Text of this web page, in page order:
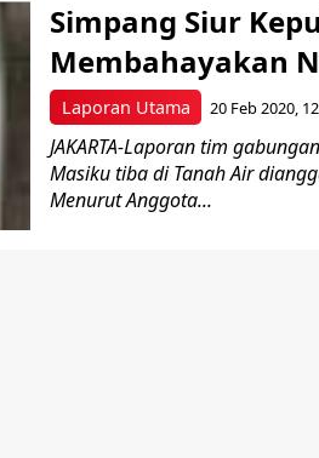
Laporan Utama
Simpang Siur
Membahayakan
20 Feb 2020,
JAKARTA-Laporan tim
Masiku tiba di Tanah Air
Menurut Anggota...